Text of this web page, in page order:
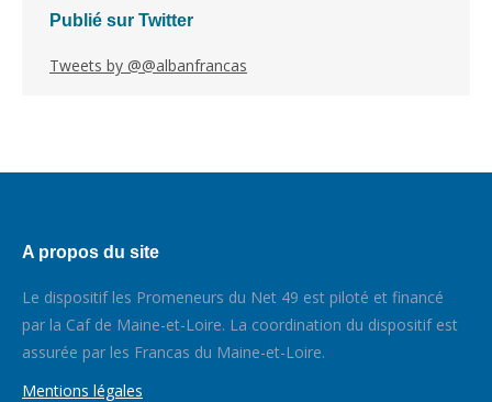
Publié sur Twitter
Tweets by @@albanfrancas
A propos du site
Le dispositif les Promeneurs du Net 49 est piloté et financé
par la Caf de Maine-et-Loire. La coordination du dispositif est
assurée par les Francas du Maine-et-Loire.
Mentions légales